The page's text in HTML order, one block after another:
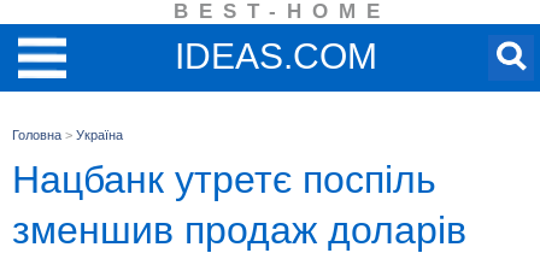
BEST-HOME
IDEAS.COM
Головна > Україна
Нацбанк утретє поспіль
зменшив продаж доларів